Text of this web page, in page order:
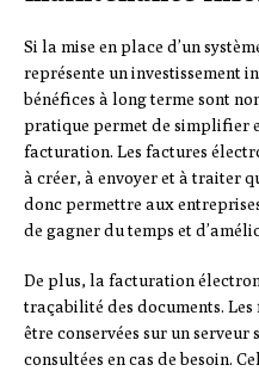
Si la mise en place d’un
représente un investissement
bénéfices à long terme sont
pratique permet de simplifier
facturation. Les factures
à créer, à envoyer et à traiter
donc permettre aux
de gagner du temps et
De plus, la facturation
traçabilité des documents.
être conservées sur un
consultées en cas de besoin.